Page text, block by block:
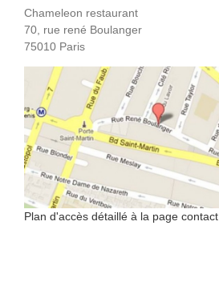
Chameleon restaurant
70, rue rené Boulanger
75010 Paris
Plan d'accès détaillé à la page contact